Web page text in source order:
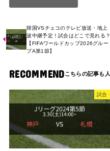
韓国VSチェコのテレビ放送・地上
波中継予定！試合はどこで見れる？
【FIFAワールドカップ2026グルー
プA第1節】
RECOMMEND
試合